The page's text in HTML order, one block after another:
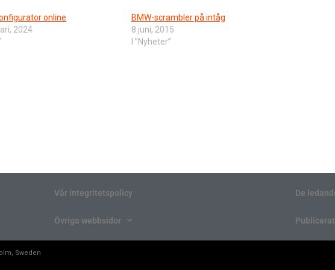
online
2024
BMW-scrambler på intåg
8 juni, 2015
I ”Nyheter”
Vår integritetspolicy
Övriga webbsidor
De
Publicerat
Sweden